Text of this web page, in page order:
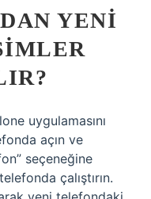
YENI
uygulamasını
açın ve
seçeneğine
çalıştırın.